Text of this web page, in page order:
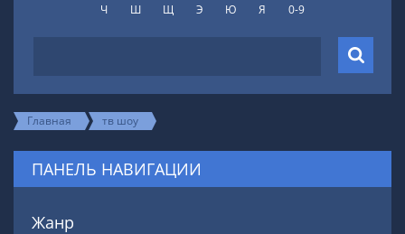
Ч
Ш Щ Э Ю Я 0-9
Главная тв шоу
ПАНЕЛЬ НАВИГАЦИИ
Жанр